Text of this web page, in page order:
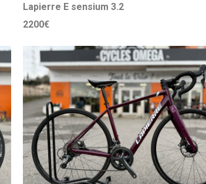
Lapierre E sensium 3.2
2200€